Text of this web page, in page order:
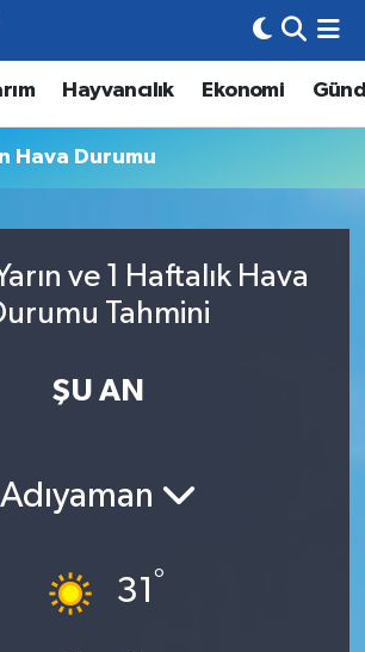
Hayvancılık Ekonomi
Hava Durumu
ve 1 Haftalık Hava
Tahmini
ŞU AN
Adıyaman
31 °